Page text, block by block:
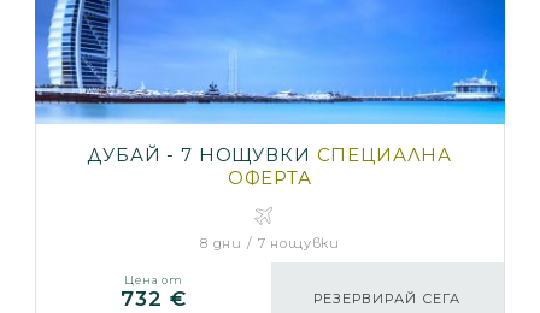
ДУБАЙ - 7 НОЩУВКИ СПЕЦИАЛНА
ОФЕРТА
8 дни / 7 нощувки
Цена от
732 € РЕЗЕРВИРАЙ СЕГА